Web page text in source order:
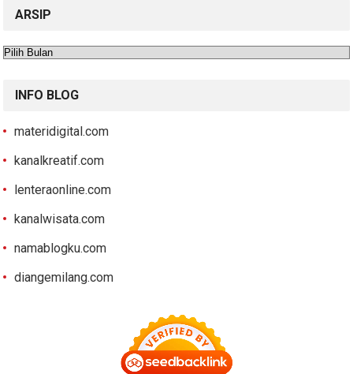
ARSIP
Arsip
INFO BLOG
materidigital.com
kanalkreatif.com
lenteraonline.com
kanalwisata.com
namablogku.com
diangemilang.com